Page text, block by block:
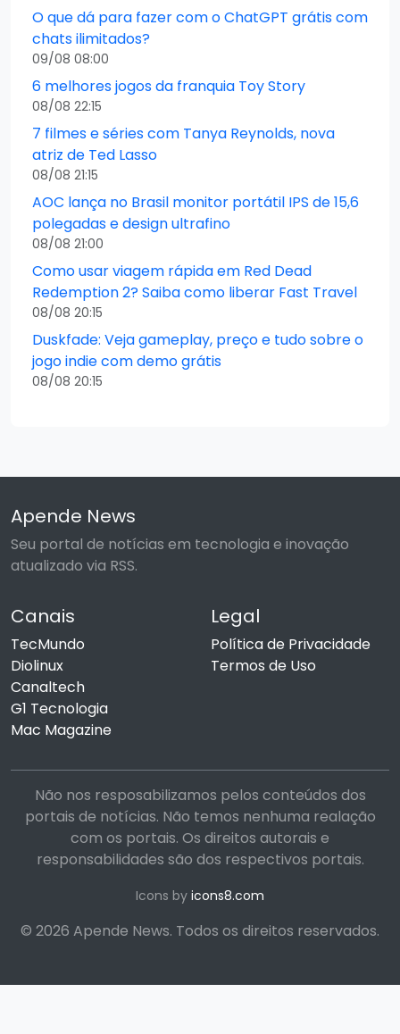
O que dá para fazer com o ChatGPT grátis com
chats ilimitados?
09/08 08:00
6 melhores jogos da franquia Toy Story
08/08 22:15
7 filmes e séries com Tanya Reynolds, nova
atriz de Ted Lasso
08/08 21:15
AOC lança no Brasil monitor portátil IPS de 15,6
polegadas e design ultrafino
08/08 21:00
Como usar viagem rápida em Red Dead
Redemption 2? Saiba como liberar Fast Travel
08/08 20:15
Duskfade: Veja gameplay, preço e tudo sobre o
jogo indie com demo grátis
08/08 20:15
Apende News
Seu portal de notícias em tecnologia e inovação
atualizado via RSS.
Canais
TecMundo
Diolinux
Canaltech
G1 Tecnologia
Mac Magazine
Legal
Política de Privacidade
Termos de Uso
Não nos resposabilizamos pelos conteúdos dos
portais de notícias. Não temos nenhuma realação
com os portais. Os direitos autorais e
responsabilidades são dos respectivos portais.
Icons by icons8.com
© 2026 Apende News. Todos os direitos reservados.